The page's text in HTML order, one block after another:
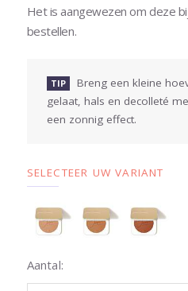
Het is aangewezen om deze
bestellen.
TIP
Breng een kleine
gelaat, hals en decolleté
een zonnig effect.
SELECTEER UW VARIANT
Aantal: